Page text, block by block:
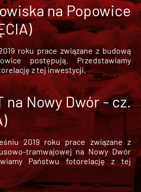
na Popowice
roku prace związane z budową
postępują. Przedstawiamy
z tej inwestycji.
na Nowy Dwór - cz.
2019 roku prace związane z
tramwajowej na Nowy Dwór
Państwu fotorelację z tej